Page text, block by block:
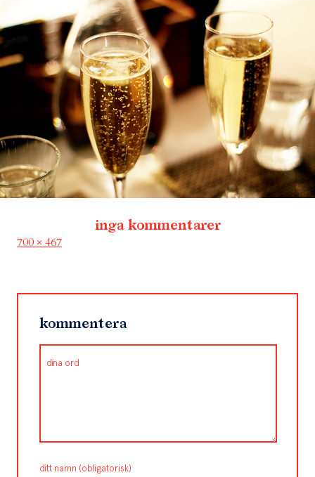
inga kommentarer
Full
700 × 467
kommentera